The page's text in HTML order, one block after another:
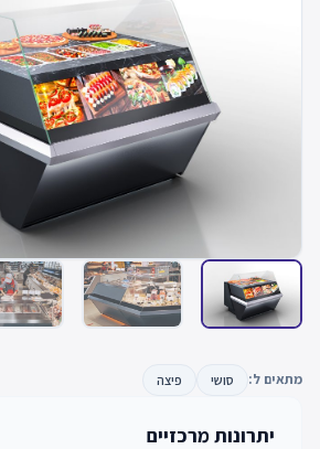
מתאים ל: סושי פיצה
יתרונות מרכזיים